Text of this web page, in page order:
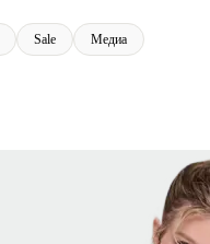
Sale Медиа